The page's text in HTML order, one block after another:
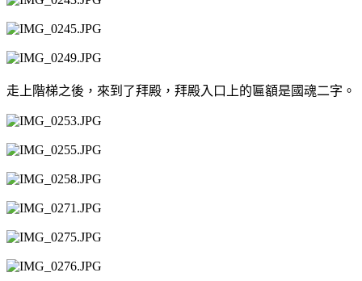
走上階梯之後，來到了拜殿，拜殿入口上的匾額是國魂二字。